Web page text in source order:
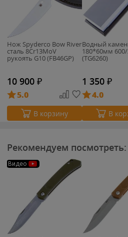
Нож Spyderco Bow River
cталь 8Cr13MoV
рукоять G10 (FB46GP)
10 900 ₽
5.0
В корзину
Водный
180*60мм 600/
(TG6260)
1 350 ₽
4.0
В
Рекомендуем посмотреть:
Видео